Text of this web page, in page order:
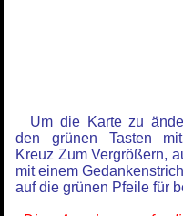
Um die Karte zu
den grünen Tasten
Kreuz Zum Vergrößern,
mit einem
auf die grünen Pfeile für